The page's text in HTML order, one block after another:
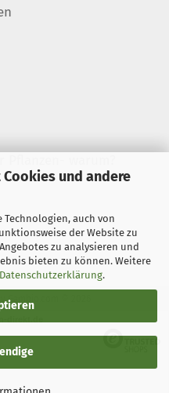
und andere
auch von
der Website zu
zu analysieren und
bieten zu können. Weitere
Datenschutzerklärung.
Gambio.com © 2026
direkt.de